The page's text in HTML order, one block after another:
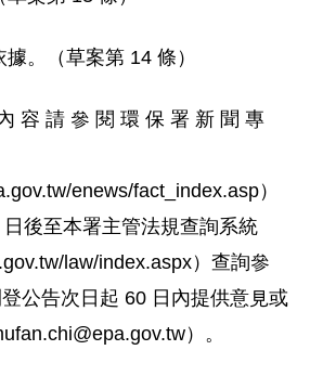
。（草案第 14 條）
容 請 參 閱 環 保 署 新 聞 專
enews/fact_index.asp）
日後至本署主管法規查詢系統
law/index.aspx）查詢參
公告次日起 60 日內提供意見或
）。